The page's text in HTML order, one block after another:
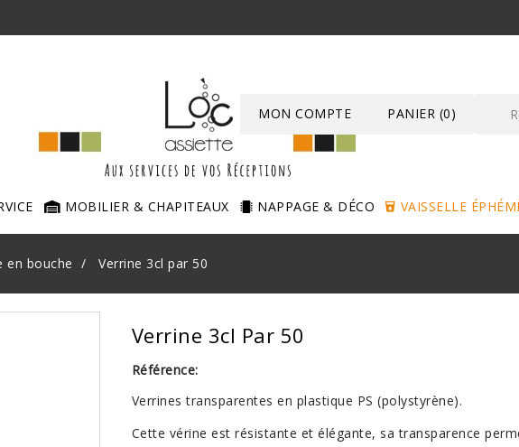
PANIER (0)
MON COMPTE
MOBILIER & CHAPITEAUX NAPPAGE & DÉCO VAISSELLE
en bouche Verrine 3cl par 50
Verrine 3cl Par 50
Référence:
Verrines transparentes en plastique PS (polystyrène).
Cette vérine est résistante et élégante, sa transparence